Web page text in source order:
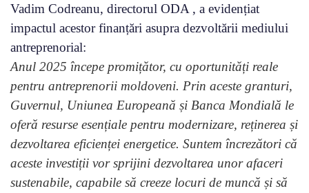
Vadim Codreanu, directorul ODA , a evidențiat
impactul acestor finanțări asupra dezvoltării mediului
antreprenorial:
Anul 2025 începe promițător, cu oportunități reale
pentru antreprenorii moldoveni. Prin aceste granturi,
Guvernul, Uniunea Europeană și Banca Mondială le
oferă resurse esențiale pentru modernizare, reținerea și
dezvoltarea eficienței energetice. Suntem încrezători că
aceste investiții vor sprijini dezvoltarea unor afaceri
sustenabile, capabile să creeze locuri de muncă și să